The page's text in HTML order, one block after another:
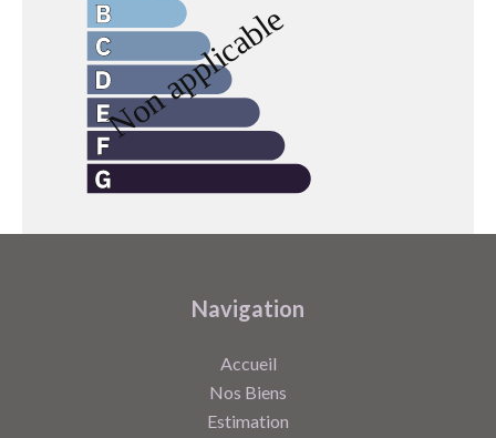
Navigation
Accueil
Nos Biens
Estimation